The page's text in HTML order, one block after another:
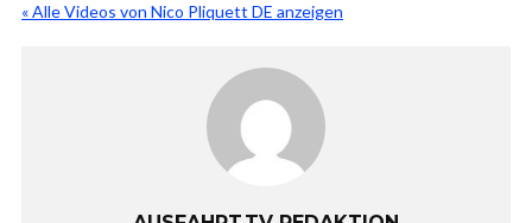
« Alle Videos von Nico Pliquett DE anzeigen